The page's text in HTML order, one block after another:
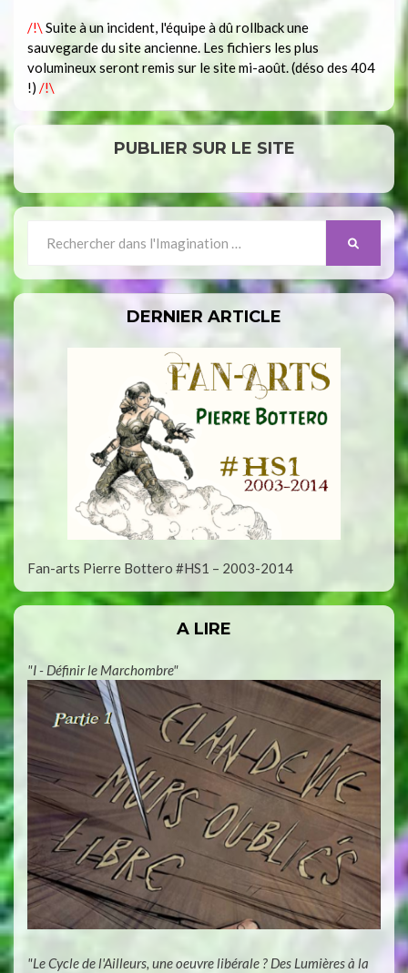
/!\ Suite à un incident, l'équipe à dû rollback une
sauvegarde du site ancienne. Les fichiers les plus
volumineux seront remis sur le site mi-août. (déso des 404
!) /!\
PUBLIER SUR LE SITE
for:
SEARCH
DERNIER ARTICLE
Fan-arts Pierre Bottero #HS1 – 2003-2014
A LIRE
"I - Définir le Marchombre"
"Le Cycle de l'Ailleurs, une oeuvre libérale ? Des Lumières à la